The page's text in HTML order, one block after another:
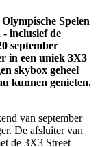
Spelen
- inclusief de
september
in een uniek 3X3
skybox geheel
kunnen genieten.
van september
De afsluiter van
de 3X3 Street